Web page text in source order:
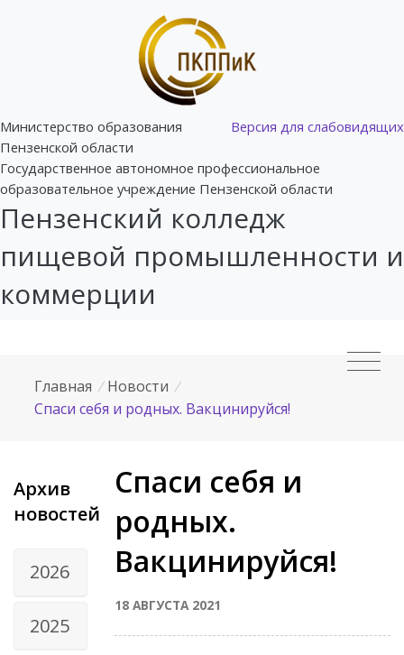
Версия для слабовидящих
Министерство образования
Пензенской области
Государственное автономное профессиональное
образовательное учреждение Пензенской области
Пензенский колледж
пищевой промышленности и
коммерции
Главная / Новости /
Спаси себя и родных. Вакцинируйся!
Архив
новостей
2026
2025
Спаси себя и
родных.
Вакцинируйся!
18 АВГУСТА 2021